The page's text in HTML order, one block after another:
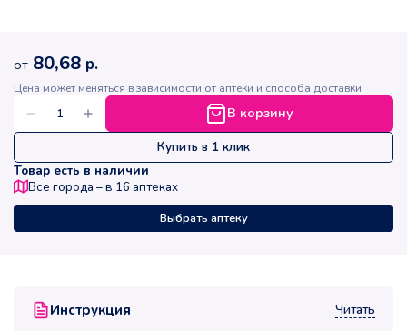
Инструкция Читать
от 80,68 р.
Цена может меняться в зависимости от аптеки и способа доставки
В корзину
Купить в 1 клик
Товар есть в наличии
Все города – в 16 аптеках
Выбрать аптеку